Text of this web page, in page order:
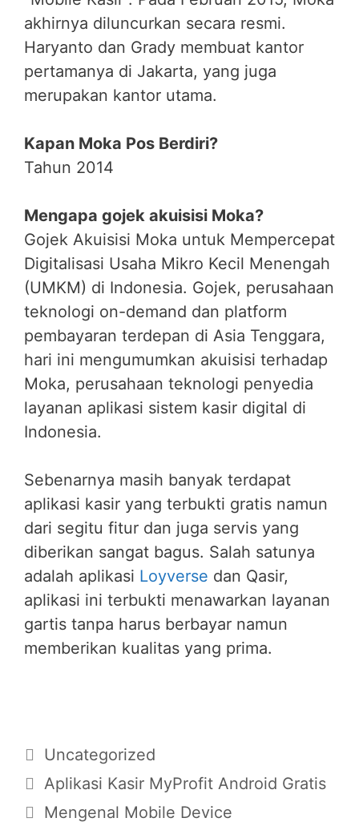
akhirnya diluncurkan secara resmi.
Haryanto dan Grady membuat kantor
pertamanya di Jakarta, yang juga
merupakan kantor utama.
Kapan Moka Pos Berdiri?
Tahun 2014
Mengapa gojek akuisisi Moka?
Gojek Akuisisi Moka untuk Mempercepat
Digitalisasi Usaha Mikro Kecil Menengah
(UMKM) di Indonesia. Gojek, perusahaan
teknologi on-demand dan platform
pembayaran terdepan di Asia Tenggara,
hari ini mengumumkan akuisisi terhadap
Moka, perusahaan teknologi penyedia
layanan aplikasi sistem kasir digital di
Indonesia.
Sebenarnya masih banyak terdapat
aplikasi kasir yang terbukti gratis namun
dari segitu fitur dan juga servis yang
diberikan sangat bagus. Salah satunya
adalah aplikasi Loyverse dan Qasir,
aplikasi ini terbukti menawarkan layanan
gartis tanpa harus berbayar namun
memberikan kualitas yang prima.
Uncategorized
Aplikasi Kasir MyProfit Android Gratis
Mengenal Mobile Device